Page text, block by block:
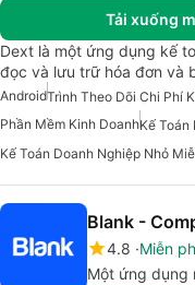
Tải xuống
Dext là một ứng dụng kế
đọc và lưu trữ hóa đơn và
Android
Phần Mềm Kinh Doanh
Kế Toán Doanh Nghiệp Nhỏ
Blank -
4.8 Miễn
Một ứng dụng